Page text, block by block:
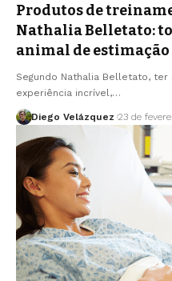
Produtos de
Nathalia Belletato:
animal de
Segundo Nathalia Belletato,
experiência incrível,…
Diego Velázquez 23 de